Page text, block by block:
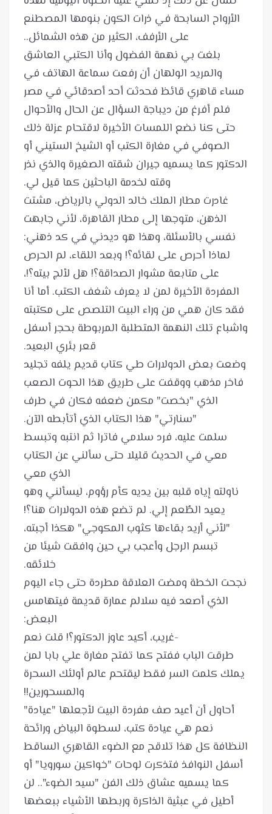
الأرواح السابحة في ذرات الكون بنومها المصطنع
بلغت بي نهمة الفضول وأنا الكتبي العاشق
والمريد الولهان أن رفعت سماعة الهاتف في
مساء قاهري قائظ فحدثت أحد أصدقائي في مصر
فلم أفرغ من ديباجة السؤال عن الحال والأحوال
حتى كنا نضع اللمسات الأخيرة لاقتحام عزلة ذلك
الصوفي في مغارة الكتب أو الشيخ الستيني أو
الدكتور كما يسميه جيران شقته الصغيرة والذي نذر
غادرت مطار الملك خالد الدولي بالرياض، مشتت
الذهن، متوجها إلى مطار القاهرة، لأني جابهت
لماذا أحرص على لقائه؟! وبعد اللقاء، لم الحرص
على متابعة مشوار الصداقة؟! هل لألج بيته؟!،
المفردة الأخيرة لمن لا يعرف شغف الكتب. أما أنا
فقد كان همي من وراء البيت التلصص على مكتبته
واشباع تلك النهمة المتطلبة المربوطة بحجر أسفل
وضعت بعض الدولارات طي كتاب قديم يلفه تجليد
فاخر مذهب ووقفت على طريق هذا الحوت الصعب
الذي "بخصت" مكمن ضعفه فكان في طرف
سلمت عليه، فرد سلامي فاترا ثم انتبه وتبسط
معي في الحديث قليلا حتى سألني عن الكتاب
ناولته إياه قلبه بين يديه كأم رؤوم، ليسألني وهو
"لأني أريد بقاءها كثوب المكوجي" هكذا أجبته،
تبسم الرجل وأعجب بي حين وافقت شيئا من
نجحت الخطة ومضت العلاقة مطردة حتى جاء اليوم
الذي أصعد فيه سلالم عمارة قديمة فيتهامس
طرقت الباب ففتح كما تفتح مغارة علي بابا لمن
يملك كلمت السر فقط ليقتحم عالم أولئك السحرة
أحاول أن أعيد صف مفردة البيت لأجعلها "عيادة"
نعم هي عيادة كتب، لسطوة البياض ورائحة
النظافة كل هذا تلاقح مع الضوء القاهري الساقط
أسفل النوافذ فتذكرت لوحات "خواكين سورويا" أو
كما يسميه عشاق ذلك الفن "سيد الضوء".. لن
أطيل في عبثية الذاكرة وربطها الأشياء ببعضها